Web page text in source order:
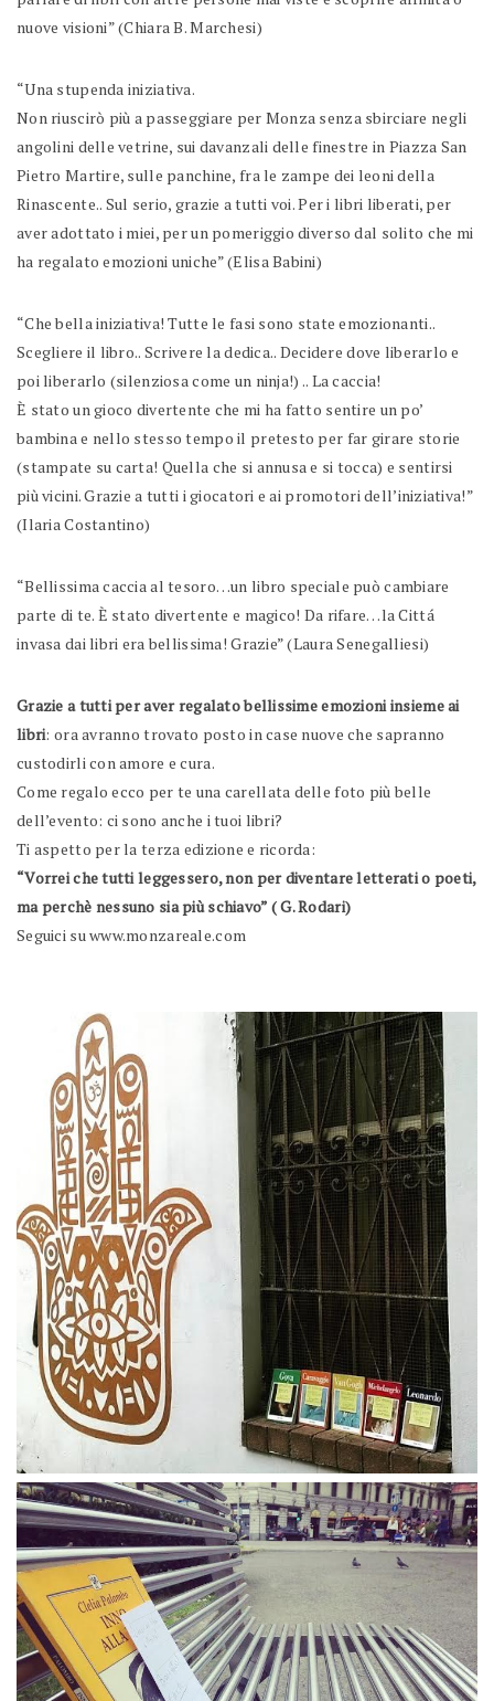
nuove visioni” (Chiara B. Marchesi)
“Una stupenda iniziativa.
Non riuscirò più a passeggiare per Monza senza sbirciare negli
angolini delle vetrine, sui davanzali delle finestre in Piazza San
Pietro Martire, sulle panchine, fra le zampe dei leoni della
Rinascente.. Sul serio, grazie a tutti voi. Per i libri liberati, per
aver adottato i miei, per un pomeriggio diverso dal solito che mi
ha regalato emozioni uniche” (Elisa Babini)
“Che bella iniziativa! Tutte le fasi sono state emozionanti..
Scegliere il libro.. Scrivere la dedica.. Decidere dove liberarlo e
poi liberarlo (silenziosa come un ninja!) .. La caccia!
È stato un gioco divertente che mi ha fatto sentire un po’
bambina e nello stesso tempo il pretesto per far girare storie
(stampate su carta! Quella che si annusa e si tocca) e sentirsi
più vicini. Grazie a tutti i giocatori e ai promotori dell’iniziativa!”
(Ilaria Costantino)
“Bellissima caccia al tesoro…un libro speciale può cambiare
parte di te. È stato divertente e magico! Da rifare…la Cittá
invasa dai libri era bellissima! Grazie” (Laura Senegalliesi)
Grazie a tutti per aver regalato bellissime emozioni insieme ai
libri: ora avranno trovato posto in case nuove che sapranno
custodirli con amore e cura.
Come regalo ecco per te una carellata delle foto più belle
dell’evento: ci sono anche i tuoi libri?
Ti aspetto per la terza edizione e ricorda:
“Vorrei che tutti leggessero, non per diventare letterati o poeti,
ma perchè nessuno sia più schiavo” ( G. Rodari)
Seguici su www.monzareale.com